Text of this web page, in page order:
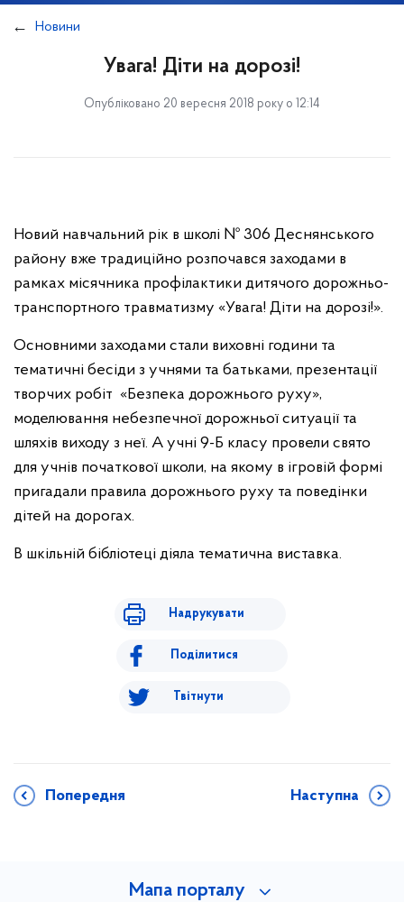
Новини
Увага! Діти на дорозі!
Опубліковано 20 вересня 2018 року о 12:14
Новий навчальний рік в школі № 306 Деснянського
району вже традиційно розпочався заходами в
рамках місячника профілактики дитячого дорожньо-
транспортного травматизму «Увага! Діти на дорозі!».
Основними заходами стали виховні години та
тематичні бесіди з учнями та батьками, презентації
творчих робіт «Безпека дорожнього руху»,
моделювання небезпечної дорожньої ситуації та
шляхів виходу з неї. А учні 9-Б класу провели свято
для учнів початкової школи, на якому в ігровій формі
пригадали правила дорожнього руху та поведінки
дітей на дорогах.
В шкільній бібліотеці діяла тематична виставка.
Надрукувати
Поділитися
Твітнути
Попередня Наступна
Мапа порталу